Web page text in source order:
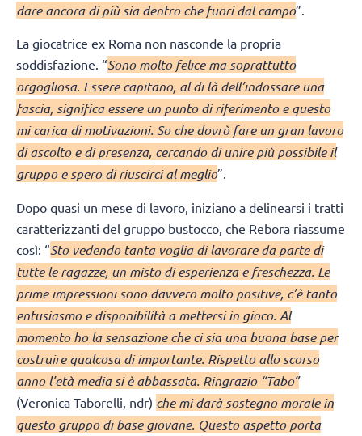
dare ancora di più sia dentro che fuori dal campo”.
La giocatrice ex Roma non nasconde la propria
soddisfazione. “Sono molto felice ma soprattutto
orgogliosa. Essere capitano, al di là dell’indossare una
fascia, significa essere un punto di riferimento e questo
mi carica di motivazioni. So che dovrò fare un gran lavoro
di ascolto e di presenza, cercando di unire più possibile il
gruppo e spero di riuscirci al meglio”.
Dopo quasi un mese di lavoro, iniziano a delinearsi i tratti
caratterizzanti del gruppo bustocco, che Rebora riassume
così: “Sto vedendo tanta voglia di lavorare da parte di
tutte le ragazze, un misto di esperienza e freschezza. Le
prime impressioni sono davvero molto positive, c’è tanto
entusiasmo e disponibilità a mettersi in gioco. Al
momento ho la sensazione che ci sia una buona base per
costruire qualcosa di importante. Rispetto allo scorso
anno l’età media si è abbassata. Ringrazio “Tabo”
(Veronica Taborelli, ndr) che mi darà sostegno morale in
questo gruppo di base giovane. Questo aspetto porta